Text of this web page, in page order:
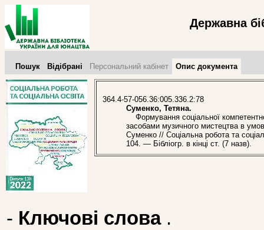
Державна
Пошук Відібрані Персональний кабінет Опис документа
364.4-57-056.36:005.336.2:78
Суменко, Тетяна.
Формування соціальної
засобами музичного мистецтва в
Суменко // Соціальна робота та
104. — Бібліогр. в кінці ст. (7 назв).
- Ключові слова.